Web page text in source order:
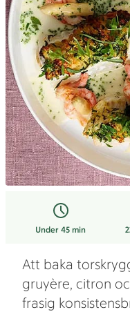
Under 45 min
Att baka
gruyère, citron
frasig